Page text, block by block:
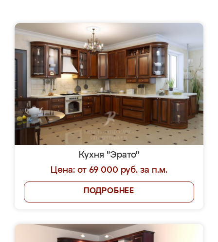
Кухня "Эрато"
Цена: от 69 000 руб. за п.м.
ПОДРОБНЕЕ